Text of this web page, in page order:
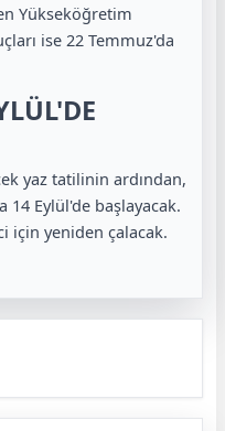
Yükseköğretim
ise 22 Temmuz'da
yaz tatilinin ardından,
14 Eylül'de başlayacak.
için yeniden çalacak.